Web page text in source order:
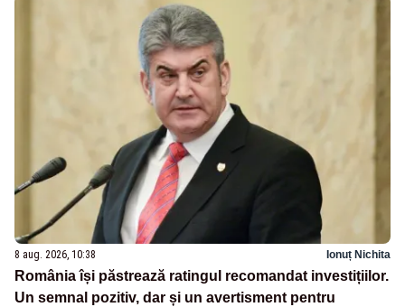
8 aug. 2026, 10:38 Ionuț Nichita
România își păstrează ratingul recomandat investițiilor.
Un semnal pozitiv, dar și un avertisment pentru